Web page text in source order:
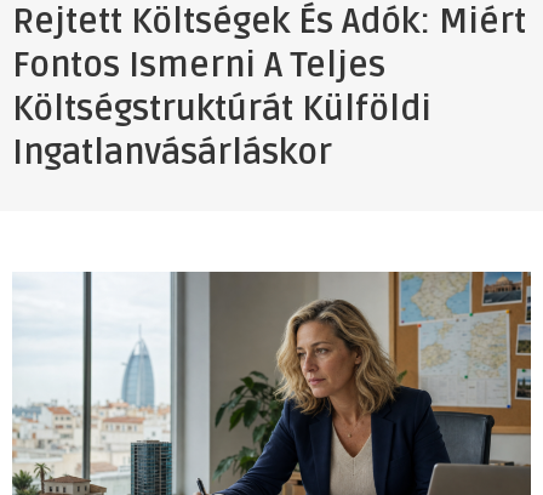
Rejtett Költségek És Adók: Miért
Fontos Ismerni A Teljes
Költségstruktúrát Külföldi
Ingatlanvásárláskor